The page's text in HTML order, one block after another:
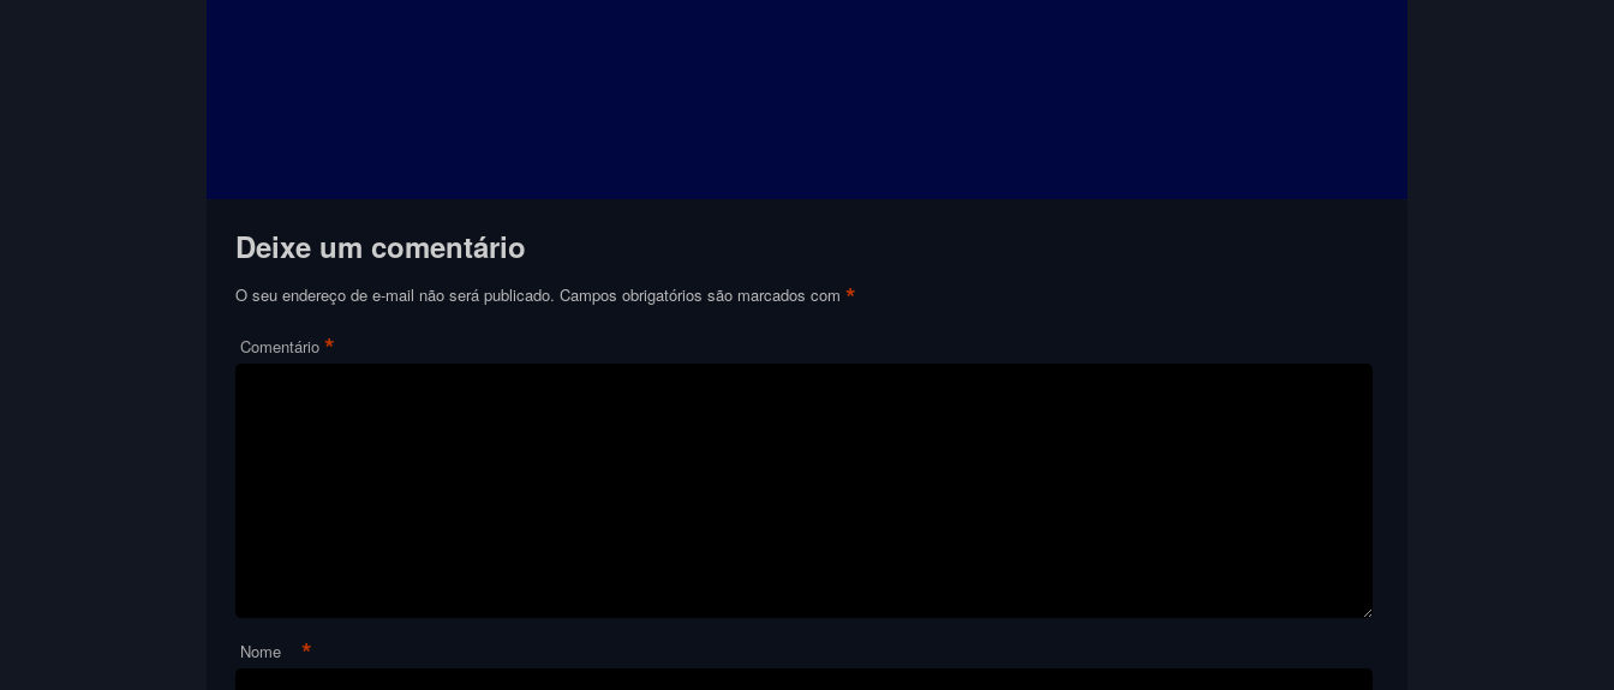
Deixe um comentário
O seu endereço de e-mail não será publicado. Campos obrigatórios são marcados com*
Comentário *
Nome *